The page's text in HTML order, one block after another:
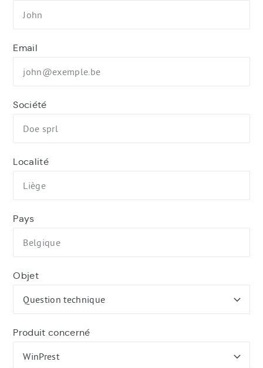
Email
Société
Localité
Pays
Objet
Produit concerné